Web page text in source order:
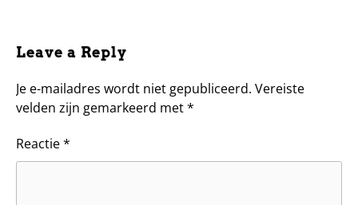
Leave a Reply
Je e-mailadres wordt niet gepubliceerd. Vereiste
velden zijn gemarkeerd met*
Reactie*